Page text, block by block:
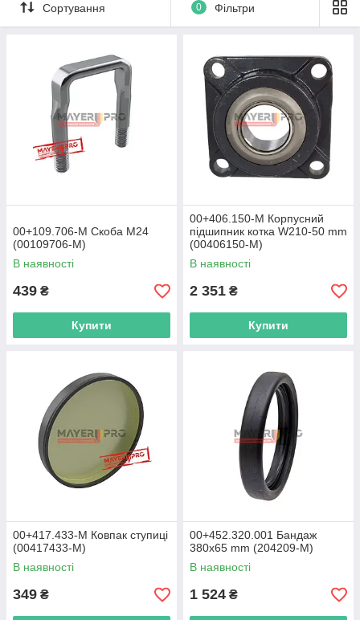
Сортування 0 Фільтри
00+109.706-M Скоба M24
(00109706-M)
В наявності
439 ₴
Купити
00+406.150-M Корпусний
підшипник котка W210-50 mm
(00406150-M)
В наявності
2 351 ₴
Купити
00+417.433-M Ковпак ступиці
(00417433-M)
В наявності
349 ₴
00+452.320.001 Бандаж
380х65 mm (204209-M)
В наявності
1 524 ₴